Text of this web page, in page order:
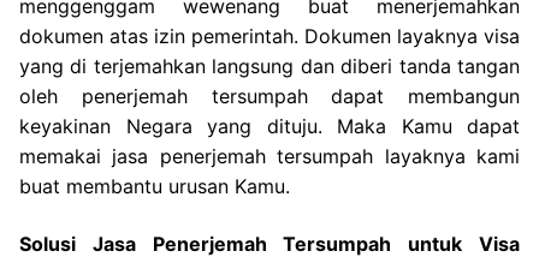
menggenggam wewenang buat menerjemahkan
dokumen atas izin pemerintah. Dokumen layaknya visa
yang di terjemahkan langsung dan diberi tanda tangan
oleh penerjemah tersumpah dapat membangun
keyakinan Negara yang dituju. Maka Kamu dapat
memakai jasa penerjemah tersumpah layaknya kami
buat membantu urusan Kamu.
Solusi Jasa Penerjemah Tersumpah untuk Visa